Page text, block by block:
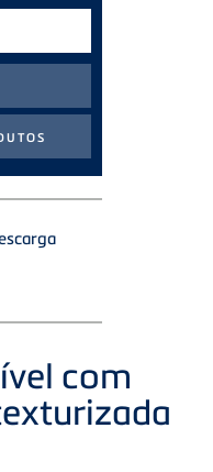
com